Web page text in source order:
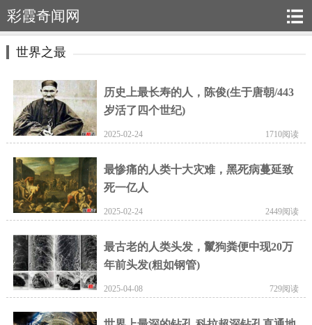
彩霞奇闻网
世界之最
历史上最长寿的人，陈俊(生于唐朝/443
岁活了四个世纪)
2025-02-24 1710阅读
最惨痛的人类十大灾难，黑死病蔓延致
死一亿人
2025-02-24 2449阅读
最古老的人类头发，鬣狗粪便中现20万
年前头发(粗如钢管)
2025-04-08 729阅读